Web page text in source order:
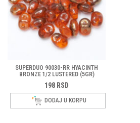
SUPERDUO 90030-RR HYACINTH
BRONZE 1/2 LUSTERED (5GR)
198 RSD
DODAJ U KORPU